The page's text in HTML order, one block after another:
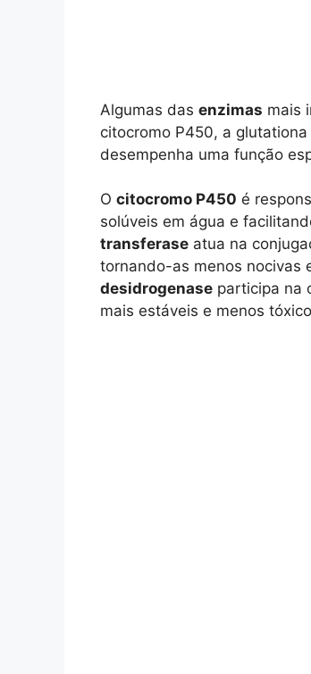
Algumas das enzimas mais
citocromo P450, a
desempenha uma função
O citocromo P450 é
solúveis em água e
transferase atua na
tornando-as menos nocivas
desidrogenase participa na
mais estáveis e menos